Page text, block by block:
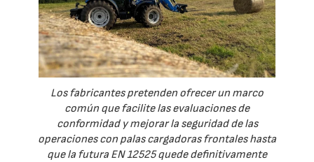
Los fabricantes pretenden ofrecer un marco
común que facilite las evaluaciones de
conformidad y mejorar la seguridad de las
operaciones con palas cargadoras frontales hasta
que la futura EN 12525 quede definitivamente